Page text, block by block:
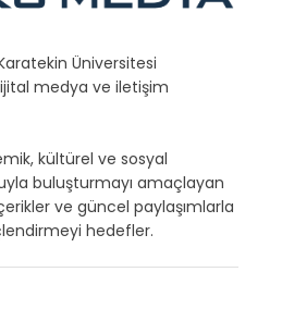
Karatekin Üniversitesi
medya ve iletişim
kültürel ve sosyal
buluşturmayı amaçlayan
ve güncel paylaşımlarla
hedefler.